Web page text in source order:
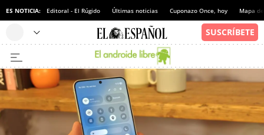
ES NOTICIA: Editoral - El Rúgido Últimas noticias Cuponazo Once, hoy Mapa